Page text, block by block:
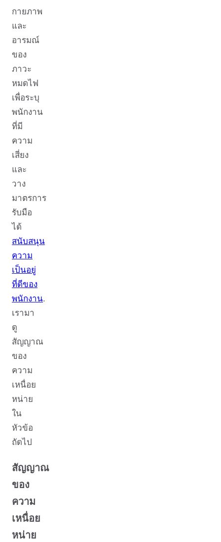
กายภาพ
และ
อารมณ์
ของ
ภาวะ
หมดไฟ
เพื่อระบุ
พนักงาน
ที่มี
ความ
เสี่ยง
และ
วาง
มาตรการ
รับมือ
ได้
สนับสนุน
ความ
เป็นอยู่
ที่ดีของ
พนักงาน.
เรามา
ดู
สัญญาณ
ของ
ความ
เหนื่อย
หน่าย
ใน
หัวข้อ
ถัดไป
สัญญาณ
ของ
ความ
เหนื่อย
หน่าย